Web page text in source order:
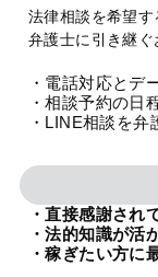
法律相談を希望
弁護士に引き継ぐ
・電話対応とデ
・相談予約の日
・LINE相談を弁
・直接感謝され
・法的知識が活
・稼ぎたい方に
特設サイト
相談先情報サイト
プライバシー